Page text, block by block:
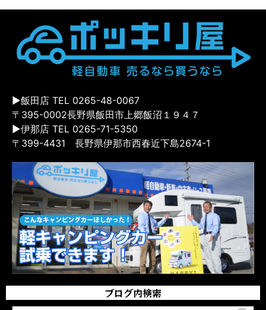
▶飯田店 TEL 0265-48-0067
〒395-0002長野県飯田市上郷飯沼１９４７
▶伊那店 TEL 0265-71-5350
〒399-4431 長野県伊那市西春近下島2674-1
ブログ内検索